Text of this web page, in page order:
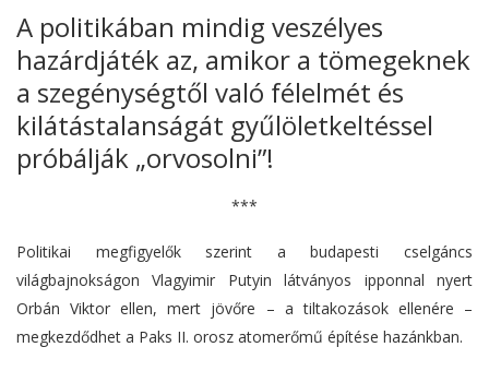
A politikában mindig veszélyes
hazárdjáték az, amikor a tömegeknek
a szegénységtől való félelmét és
kilátástalanságát gyűlöletkeltéssel
próbálják „orvosolni”!
***
Politikai megfigyelők szerint a budapesti cselgáncs
világbajnokságon Vlagyimir Putyin látványos ipponnal nyert
Orbán Viktor ellen, mert jövőre – a tiltakozások ellenére –
megkezdődhet a Paks II. orosz atomerőmű építése hazánkban.